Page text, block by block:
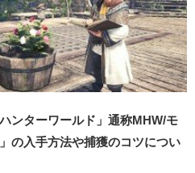
ンターワールド」通称MHW/モ
の入手方法や捕獲のコツについ